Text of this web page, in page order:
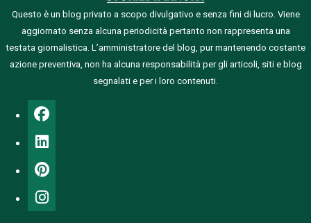
Questo è un blog privato a scopo divulgativo e senza fini di lucro. Viene
aggiornato senza alcuna periodicità pertanto non rappresenta una
testata giornalistica. L’amministratore del blog, pur mantenendo costante
azione preventiva, non ha alcuna responsabilità per gli articoli, siti e blog
segnalati e per i loro contenuti.